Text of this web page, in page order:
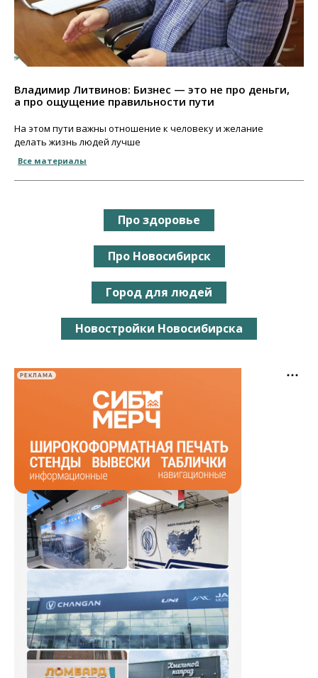
Владимир Литвинов: Бизнес — это не про деньги,
а про ощущение правильности пути
На этом пути важны отношение к человеку и желание
делать жизнь людей лучше
Все материалы
Про здоровье
Про Новосибирск
Город для людей
Новостройки Новосибирска
РЕКЛАМА